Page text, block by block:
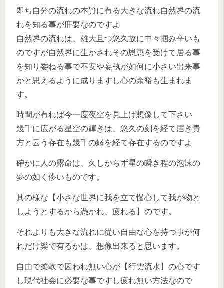
即ち自分の流れの本質に有る大きな流れ自然界の流
れを知る事が肝要なのですよ
自然界の流れは、雄大且つ悠久故に中々掴み辛いも
のですが自然界に生かされその恩恵を受けて居る事
を知り委ねる事で不安や妄執が如何に小さい出来事
かと思えるように成りますし心の余裕も生まれま
す。
時間が有れば今一度夜空を見上げ想像して下さい
幾千に広がる星空の輝きは、悠久の刻を経て届き貴
方と云う存在も幾千の縁を経て存在するのですよ
確かに人の露命は、久しからず星の瞬き程の泡沫の
夢の如く儚いものです。
其の様な【小さな世界に我を立て慢心して我が物と
しようとするから憑かれ、疲れる】のです。
それよりも大きな流れに從い自由な心を持つ事が何
れだけ樂で有るかは、想像出来ると思います。
自由で柔軟で囚われ無い心が【行雲流水】の心です
し現代社会に必要な事ですし疲れ無い方法なので